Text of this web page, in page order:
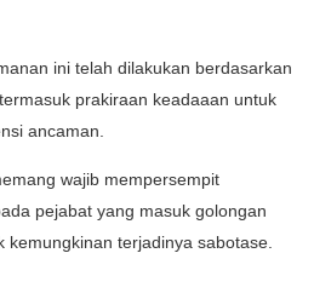
ini telah dilakukan berdasarkan
prakiraan keadaaan untuk
ancaman.
wajib mempersempit
pejabat yang masuk golongan
kemungkinan terjadinya sabotase.